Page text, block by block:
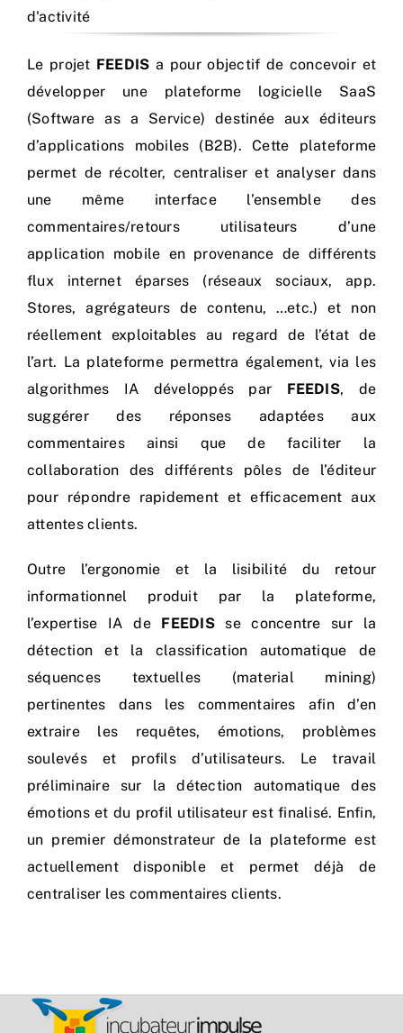
d'activité
Le projet FEEDIS a pour objectif de concevoir et
développer une plateforme logicielle SaaS
(Software as a Service) destinée aux éditeurs
d’applications mobiles (B2B). Cette plateforme
permet de récolter, centraliser et analyser dans
une même interface l’ensemble des
commentaires/retours utilisateurs d’une
application mobile en provenance de différents
flux internet éparses (réseaux sociaux, app.
Stores, agrégateurs de contenu, …etc.) et non
réellement exploitables au regard de l’état de
l’art. La plateforme permettra également, via les
algorithmes IA développés par FEEDIS, de
suggérer des réponses adaptées aux
commentaires ainsi que de faciliter la
collaboration des différents pôles de l’éditeur
pour répondre rapidement et efficacement aux
attentes clients.
Outre l’ergonomie et la lisibilité du retour
informationnel produit par la plateforme,
l’expertise IA de FEEDISse concentre sur la
détection et la classification automatique de
séquences textuelles (material mining)
pertinentes dans les commentaires afin d’en
extraire les requêtes, émotions, problèmes
soulevés et profils d’utilisateurs. Le travail
préliminaire sur la détection automatique des
émotions et du profil utilisateur est finalisé. Enfin,
un premier démonstrateur de la plateforme est
actuellement disponible et permet déjà de
centraliser les commentaires clients.